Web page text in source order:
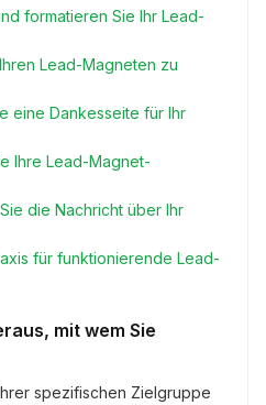
formatieren Sie Ihr Lead-
Lead-Magneten zu
eine Dankesseite für Ihr
Ihre Lead-Magnet-
die Nachricht über Ihr
für funktionierende Lead-
mit wem Sie
spezifischen Zielgruppe